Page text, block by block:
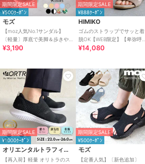
期間限定SALE
¥500ｸｰﾎﾟﾝ
モズ
【moz人気No.1サンダル】
〔軽量〕厚底で美脚＆歩きや
すい！疲れにくいフィット感
¥3,190
期間限定SALE
¥888ｸｰﾎﾟﾝ
HIMIKO
ゴムのストラップでサッと着
脱OK【WEB限定】【卑弥呼
26SS】ゴムストラップサンダ
¥14,080
期間限定SALE
¥1000ｸｰﾎﾟﾝ
オリエンタルトラフィック
【再入荷】軽量 オリトラのス
期間限定SALE
¥500ｸｰﾎﾟﾝ
モズ
【定番人気】〔新色追加〕